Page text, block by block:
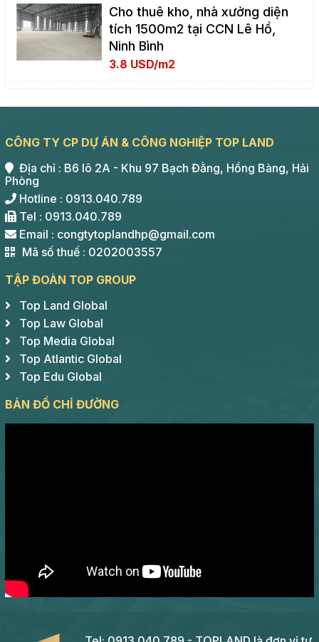
Cho thuê kho, nhà xưởng diện
tích 1500m2 tại CCN Lê Hồ,
Ninh Bình
3.8 USD/m2
CÔNG TY CP DỰ ÁN & CÔNG NGHIỆP TOP LAND
Địa chỉ : B6 lô 2A - Khu 97 Bạch Đằng, Hồng Bàng, Hải
Phòng
Hotline : 0913.040.789
Tel : 0913.040.789
Email : congtytoplandhp@gmail.com
Mã số thuế : 0202003557
TẬP ĐOÀN TOP GROUP
Top Land Global
Top Law Global
Top Media Global
Top Atlantic Global
Top Edu Global
BẢN ĐỒ CHỈ ĐƯỜNG